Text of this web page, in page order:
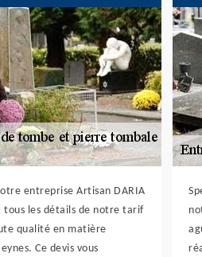
entreprise Artisan DARIA
les détails de notre tarif
qualité en matière
Ce devis vous